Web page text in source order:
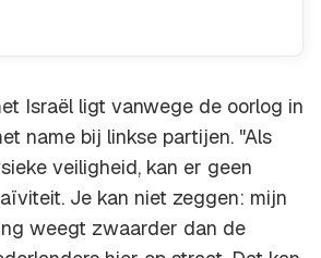
Israël ligt vanwege de oorlog in
name bij linkse partijen. "Als
veiligheid, kan er geen
Je kan niet zeggen: mijn
weegt zwaarder dan de